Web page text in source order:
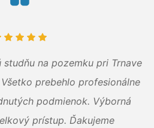
na pozemku pri Trnave
prebehlo profesionálne
podmienok. Výborná
prístup. Ďakujeme